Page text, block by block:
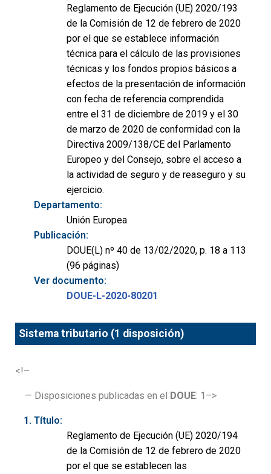
Reglamento de Ejecución (UE) 2020/193
de la Comisión de 12 de febrero de 2020
por el que se establece información
técnica para el cálculo de las provisiones
técnicas y los fondos propios básicos a
efectos de la presentación de información
con fecha de referencia comprendida
entre el 31 de diciembre de 2019 y el 30
de marzo de 2020 de conformidad con la
Directiva 2009/138/CE del Parlamento
Europeo y del Consejo, sobre el acceso a
la actividad de seguro y de reaseguro y su
ejercicio.
Departamento:
Unión Europea
Publicación:
DOUE(L) nº 40 de 13/02/2020, p. 18 a 113
(96 páginas)
Ver documento:
DOUE-L-2020-80201
Sistema tributario (1 disposición)
<!–
— Disposiciones publicadas en el DOUE: 1–>
Título:
Reglamento de Ejecución (UE) 2020/194
de la Comisión de 12 de febrero de 2020
por el que se establecen las